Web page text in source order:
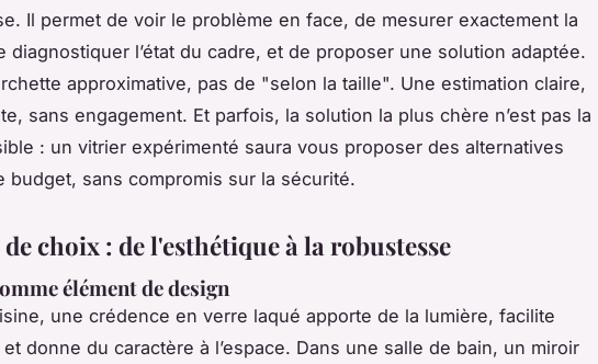
Il permet de voir le problème en face, de mesurer exactement la
diagnostiquer l’état du cadre, et de proposer une solution adaptée.
approximative, pas de "selon la taille". Une estimation claire,
sans engagement. Et parfois, la solution la plus chère n’est pas la
: un vitrier expérimenté saura vous proposer des alternatives
budget, sans compromis sur la sécurité.
choix : de l'esthétique à la robustesse
élément de design
une crédence en verre laqué apporte de la lumière, facilite
et donne du caractère à l’espace. Dans une salle de bain, un miroir